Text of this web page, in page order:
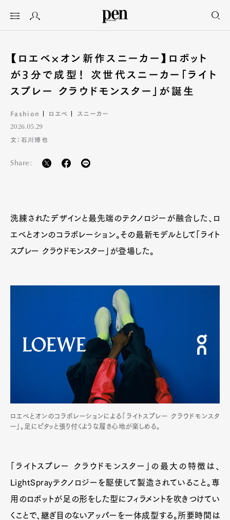
【ロエベ×オン新作スニーカー】ロボット
が3分で成型！ 次世代スニーカー「ライト
スプレー クラウドモンスター」が誕生
Fashion ロエベ スニーカー
2026.05.29
文：石川博也
Share:
洗練されたデザインと最先端のテクノロジーが融合した、ロ
エベとオンのコラボレーション。その最新モデルとして「ライト
スプレー クラウドモンスター」が登場した。
ロエベとオンのコラボレーションによる「ライトスプレー クラウドモンスタ
ー」。足にピタッと張り付くような履き心地が楽しめる。
「ライトスプレー クラウドモンスター」の最大の特徴は、
LightSprayテクノロジーを駆使して製造されていること。専
用のロボットが足の形をした型にフィラメントを吹きつけてい
くことで、継ぎ目のないアッパーを一体成型する。所要時間は